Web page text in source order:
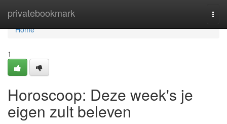
privatebookmark
Home
Home
1
Horoscoop: Deze week's je
eigen zult beleven